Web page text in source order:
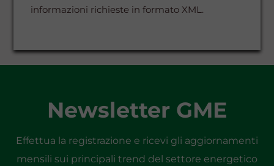
informazioni richieste in formato XML.
Newsletter GME
Effettua la registrazione e ricevi gli aggiornamenti
mensili sui principali trend del settore energetico